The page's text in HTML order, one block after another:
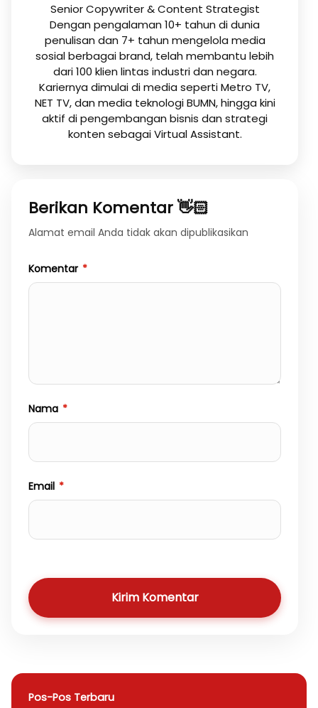
Senior Copywriter & Content Strategist
Dengan pengalaman 10+ tahun di dunia
penulisan dan 7+ tahun mengelola media
sosial berbagai brand, telah membantu lebih
dari 100 klien lintas industri dan negara.
Kariernya dimulai di media seperti Metro TV,
NET TV, dan media teknologi BUMN, hingga kini
aktif di pengembangan bisnis dan strategi
konten sebagai Virtual Assistant.
Berikan Komentar 👋🏻
Alamat email Anda tidak akan dipublikasikan
Komentar *
Nama *
Email *
Kirim Komentar
Pos-Pos Terbaru